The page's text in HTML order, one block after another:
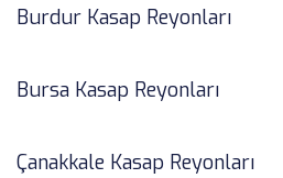
Burdur Kasap Reyonları
Bursa Kasap Reyonları
Çanakkale Kasap Reyonları